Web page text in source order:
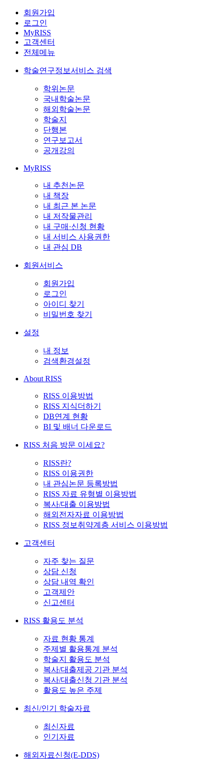
회원가입
로그인
MyRISS
고객센터
전체메뉴
학술연구정보서비스 검색
학위논문
국내학술논문
해외학술논문
학술지
단행본
연구보고서
공개강의
MyRISS
내 추천논문
내 책장
내 최근 본 논문
내 저작물관리
내 구매·신청 현황
내 서비스 사용권한
내 관심 DB
회원서비스
회원가입
로그인
아이디 찾기
비밀번호 찾기
설정
내 정보
검색환경설정
About RISS
RISS 이용방법
RISS 지식더하기
DB연계 현황
BI 및 배너 다운로드
RISS 처음 방문 이세요?
RISS란?
RISS 이용권한
내 관심논문 등록방법
RISS 자료 유형별 이용방법
복사/대출 이용방법
해외전자자료 이용방법
RISS 정보취약계층 서비스 이용방법
고객센터
자주 찾는 질문
상담 신청
상담 내역 확인
고객제안
신고센터
RISS 활용도 분석
자료 현황 통계
주제별 활용통계 분석
학술지 활용도 분석
복사/대출제공 기관 분석
복사/대출신청 기관 분석
활용도 높은 주제
최신/인기 학술자료
최신자료
인기자료
해외자료신청(E-DDS)